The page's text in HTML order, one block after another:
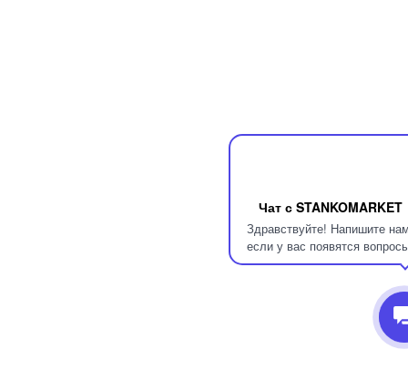
Чат с STANKOMARKET
Здравствуйте! Напишите
если у вас появятся